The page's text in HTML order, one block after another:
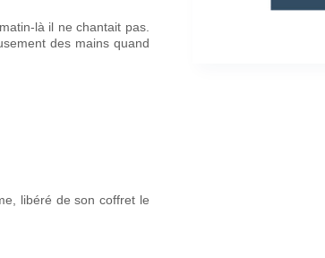
là il ne chantait pas.
des mains quand
libéré de son coffret le